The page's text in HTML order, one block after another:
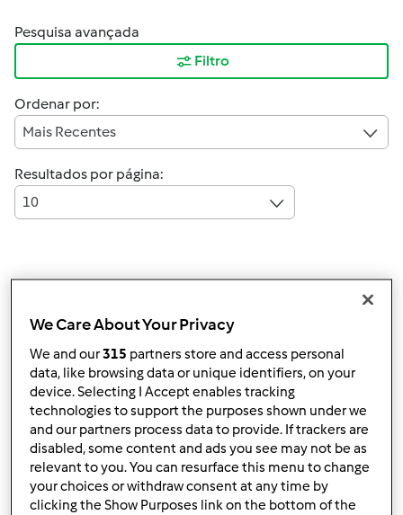
Pesquisa avançada
Filtro
Ordenar por:
Mais Recentes
Resultados por página:
10
Última entrada
Responder mensagem
Anónimo (não verificado)
Sex, 2010-02-26 16:48
#1
Olá!
We Care About Your Privacy
We and our315 partners store and access personal
data, like browsing data or unique identifiers, on your
device. Selecting I Accept enables tracking
technologies to support the purposes shown under we
and our partners process data to provide. If trackers are
disabled, some content and ads you see may not be as
relevant to you. You can resurface this menu to change
your choices or withdraw consent at any time by
clicking the Show Purposes link on the bottom of the